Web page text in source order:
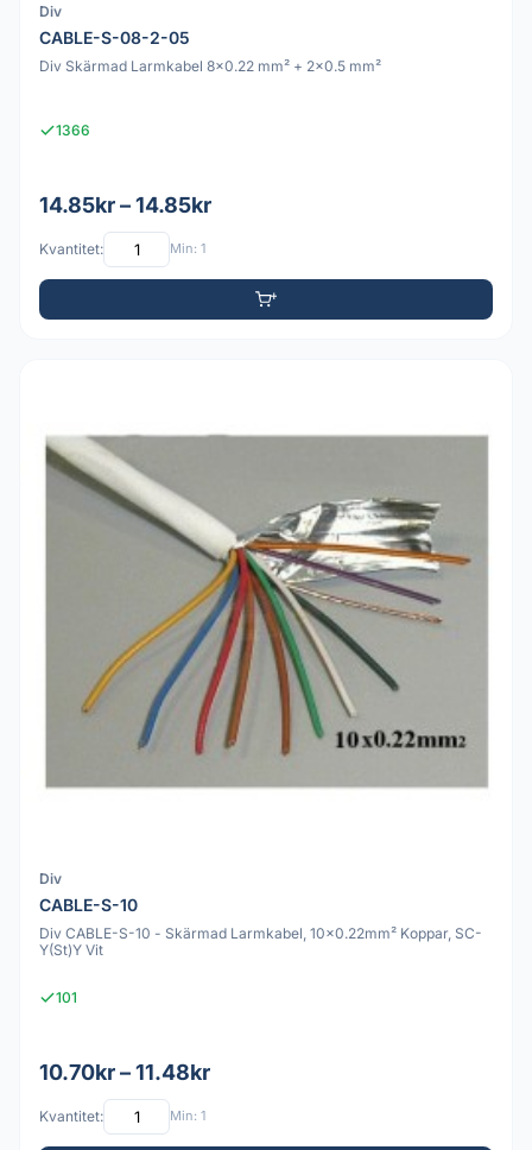
Div
CABLE-S-08-2-05
Div Skärmad Larmkabel 8x0.22 mm² + 2x0.5 mm²
1366
14.85kr – 14.85kr
Kvantitet: Min: 1
Div
CABLE-S-10
Div CABLE-S-10 - Skärmad Larmkabel, 10x0.22mm² Koppar, SC-
Y(St)Y Vit
101
10.70kr – 11.48kr
Kvantitet: Min: 1